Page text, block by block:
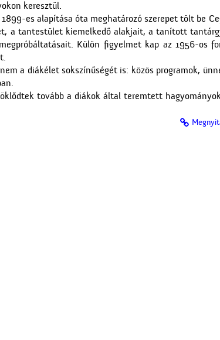
keresztül.
es alapítása óta meghatározó szerepet tölt be
a tantestület kiemelkedő alakjait, a tanított
Külön figyelmet kap az 1956-os
a diákélet sokszínűségét is: közös programok,
tovább a diákok által teremtett